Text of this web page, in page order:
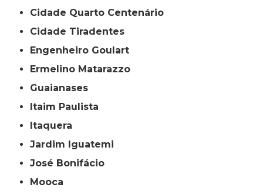
Cidade Quarto Centenário
Cidade Tiradentes
Engenheiro Goulart
Ermelino Matarazzo
Guaianases
Itaim Paulista
Itaquera
Jardim Iguatemi
José Bonifácio
Mooca